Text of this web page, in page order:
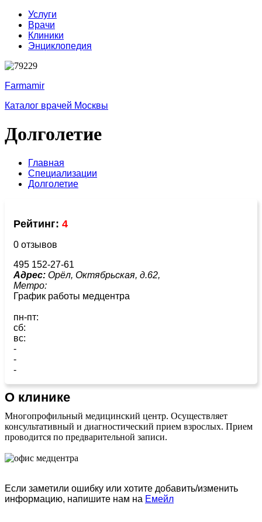
Услуги
Врачи
Клиники
Энциклопедия
Farmamir
Каталог врачей Москвы
Долголетие
Главная
Специализации
Долголетие
Рейтинг: 4
0 отзывов
495 152-27-61
Адрес: Орёл, Октябрьская, д.62,
Метро:
График работы медцентра
пн-пт:
сб:
вс:
-
-
-
О клинике
Многопрофильный медицинский центр. Осуществляет
консультативный и диагностический прием взрослых. Прием
проводится по предварительной записи.
Если заметили ошибку или хотите добавить/изменить
информацию, напишите нам на Емейл